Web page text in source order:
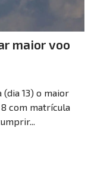
maior voo
13) o maior
8 com matrícula